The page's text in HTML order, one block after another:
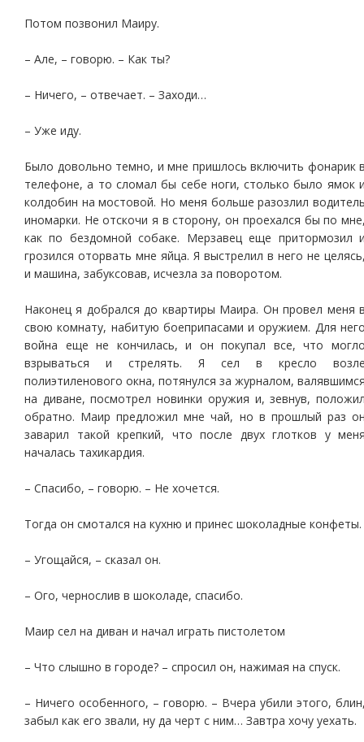
Потом позвонил Маиру.
– Але, – говорю. – Как ты?
– Ничего, – отвечает. – Заходи…
– Уже иду.
Было довольно темно, и мне пришлось включить фонарик
телефоне, а то сломал бы себе ноги, столько было ямок
колдобин на мостовой. Но меня больше разозлил
иномарки. Не отскочи я в сторону, он проехался бы по
как по бездомной собаке. Мерзавец еще притормозил
грозился оторвать мне яйца. Я выстрелил в него не
и машина, забуксовав, исчезла за поворотом.
Наконец я добрался до квартиры Маира. Он провел меня
свою комнату, набитую боеприпасами и оружием. Для
война еще не кончилась, и он покупал все, что
взрываться и стрелять. Я сел в кресло
полиэтиленового окна, потянулся за журналом,
на диване, посмотрел новинки оружия и, зевнув,
обратно. Маир предложил мне чай, но в прошлый раз
заварил такой крепкий, что после двух глотков у
началась тахикардия.
– Спасибо, – говорю. – Не хочется.
Тогда он смотался на кухню и принес шоколадные конфеты.
– Угощайся, – сказал он.
– Ого, чернослив в шоколаде, спасибо.
Маир сел на диван и начал играть пистолетом
– Что слышно в городе? – спросил он, нажимая на спуск.
– Ничего особенного, – говорю. – Вчера убили этого,
забыл как его звали, ну да черт с ним… Завтра хочу уехать.